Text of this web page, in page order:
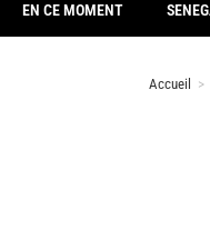
EN CE MOMENT
Accueil >